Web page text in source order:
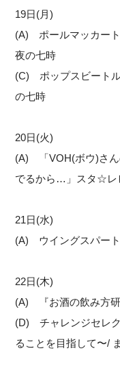
19日(月)
(A) ポールマッカー
夜の七時
(C) ポップスビート
の七時
20日(火)
(A) 「VOH(ボウ)さん
でるから…」スタ☆レ
21日(水)
(A) ウイングスパー
22日(木)
(A) 『お酒の飲み方
(D) チャレンジセレ
ることを目指して〜/